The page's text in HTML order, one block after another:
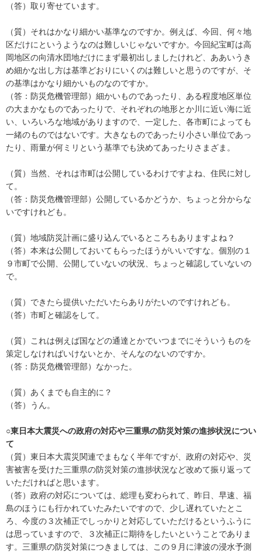
（答）取り寄せています。
（質）それはかなり細かい基準なのですか。例えば、今回、何々地
区だけにというようなのは難しいじゃないですか。今回紀宝町は高
岡地区の向清水団地だけにまず最初出しましたけれど、ああいうき
め細かな出し方は基準どおりにいくのは難しいと思うのですが、そ
の基準はかなり細かいものなのですか。
（答：防災危機管理部）細かいものであったり、ある程度地区単位
の大まかなものであったりで、それぞれの地形とか川に近い海に近
い、いろいろな地域がありますので、一定した、各市町によっても
一緒のものではないです。大きなものであったり小さい単位であっ
たり、雨量が何ミリという基準でも決めてあったりさまざま。
（質）当然、それは市町は公開しているわけですよね、住民に対し
て。
（答：防災危機管理部）公開しているかどうか、ちょっと分からな
いですけれども。
（質）地域防災計画に盛り込んでいるところもありますよね？
（答）本来は公開しておいてもらったほうがいいですな。個別の１
９市町で公開、公開していないの状況、ちょっと確認していないの
で。
（質）できたら提供いただいたらありがたいのですけれども。
（答）市町と確認をして。
（質）これは例えば国などの通達とかでいつまでにそういうものを
策定しなければいけないとか、そんなのないのですか。
（答：防災危機管理部）なかった。
（質）あくまでも自主的に？
（答）うん。
○東日本大震災への政府の対応や三重県の防災対策の進捗状況につい
て
（質）東日本大震災関連でまもなく半年ですが、政府の対応や、災
害被害を受けた三重県の防災対策の進捗状況など改めて振り返って
いただければと思います。
（答）政府の対応については、総理も変わられて、昨日、早速、福
島のほうにも行かれていたみたいですので、少し遅れていたとこ
ろ、今度の３次補正でしっかりと対応していただけるというふうに
は思っていますので、３次補正に期待をしたいということでありま
す。三重県の防災対策につきましては、この９月に津波の浸水予測